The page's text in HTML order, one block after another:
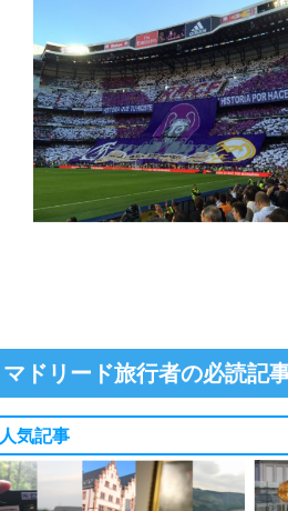
マドリード旅行者の必読記
人気記事